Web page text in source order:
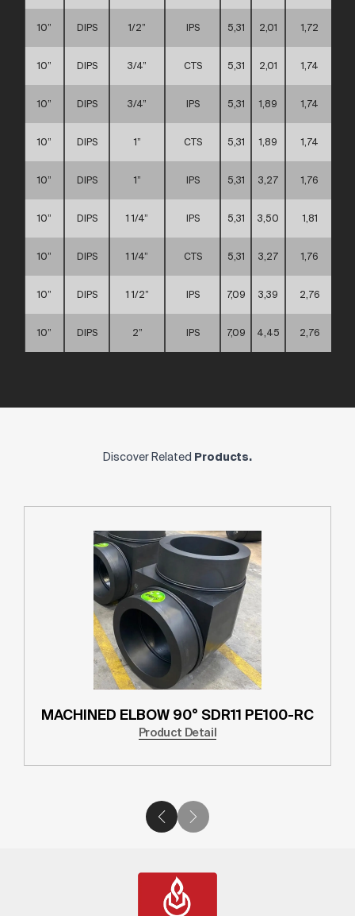
10” DIPS 1/2” IPS 5,31 2,01 1,72
10” DIPS 3/4” CTS 5,31 2,01 1,74
10” DIPS 3/4” IPS 5,31 1,89 1,74
10” DIPS 1” CTS 5,31 1,89 1,74
10” DIPS 1” IPS 5,31 3,27 1,76
10” DIPS 1 1/4” IPS 5,31 3,50 1,81
10” DIPS 1 1/4” CTS 5,31 3,27 1,76
10” DIPS 1 1/2” IPS 7,09 3,39 2,76
10” DIPS 2” IPS 7,09 4,45 2,76
Discover Related Products.
MACHINED ELBOW 90° SDR11 PE100-RC
Product Detail